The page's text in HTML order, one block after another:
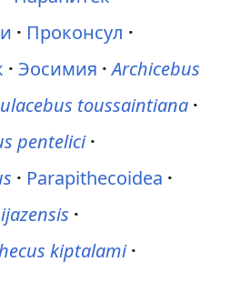
Проконсул
Эосимия
Archicebus
toussaintiana
pentelici
Parapithecoidea
kiptalami